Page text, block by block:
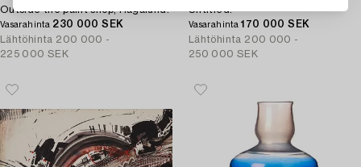
Outside the paint shop, Hagalund.
Vasarahinta 230 000 SEK
Lähtöhinta 200 000 -
225 000 SEK
Untitled.
Vasarahinta170 000 SEK
Lähtöhinta 200 000 -
250 000 SEK